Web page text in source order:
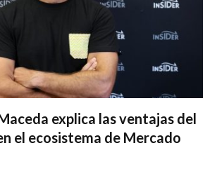
explica las ventajas del
el ecosistema de Mercado